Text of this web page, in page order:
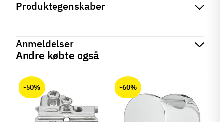
Produktegenskaber
På lager36 Varer
Produktinformation
Materiale
Kunststof
Anmeldelser
Andre købte også
-50% -60%